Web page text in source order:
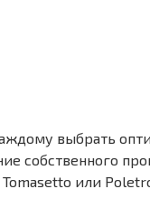
выбрать
или